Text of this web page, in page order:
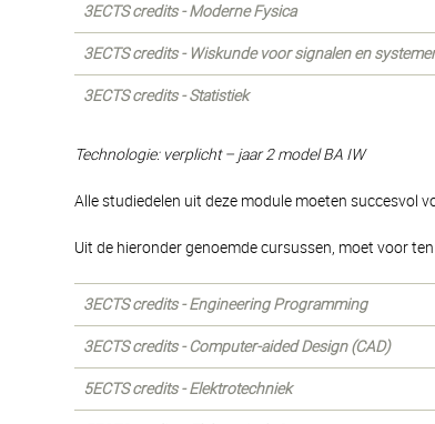
3ECTS credits - Moderne Fysica
3ECTS credits - Wiskunde voor signalen en
3ECTS credits - Statistiek
Technologie: verplicht – jaar 2 model BA IW
Alle studiedelen uit deze module moeten succesvol
Uit de hieronder genoemde cursussen, moet voor
3ECTS credits - Engineering Programming
3ECTS credits - Computer-aided Design (CAD)
5ECTS credits - Elektrotechniek